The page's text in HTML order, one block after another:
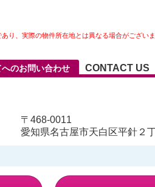
り、実際の物件所在地とは異なる場合がございま
のお問い合わせ CONTACT US
〒468-0011
愛知県名古屋市天白区平針２